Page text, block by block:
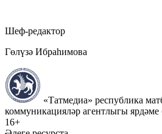
Шеф-редактор
Гөлүзә Ибраһимова
«Татмедиа» республика
коммуникацияләр агентлыгы ярдәме
16+